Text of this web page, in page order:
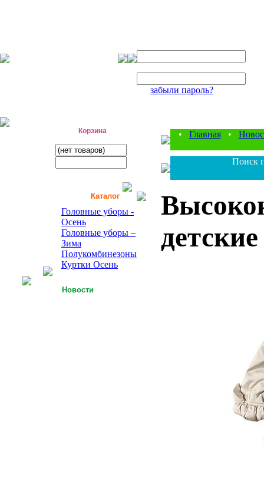
забыли пароль?
Корзина
Каталог
Головные уборы -
Осень
Головные уборы –
Зима
Полукомбинезоны
Куртки Осень
Новости
• Главная•
Поиск